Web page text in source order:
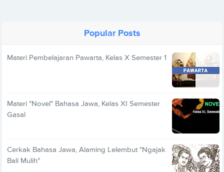
Popular Posts
Materi Pembelajaran Pawarta, Kelas X Semester 1
Materi "Novel" Bahasa Jawa, Kelas XI Semester
Gasal
Cerkak Bahasa Jawa, Alaming Lelembut "Ngajak
Bali Mulih"